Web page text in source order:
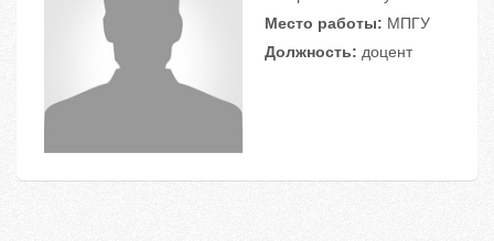
Место работы: МПГУ
Должность: доцент